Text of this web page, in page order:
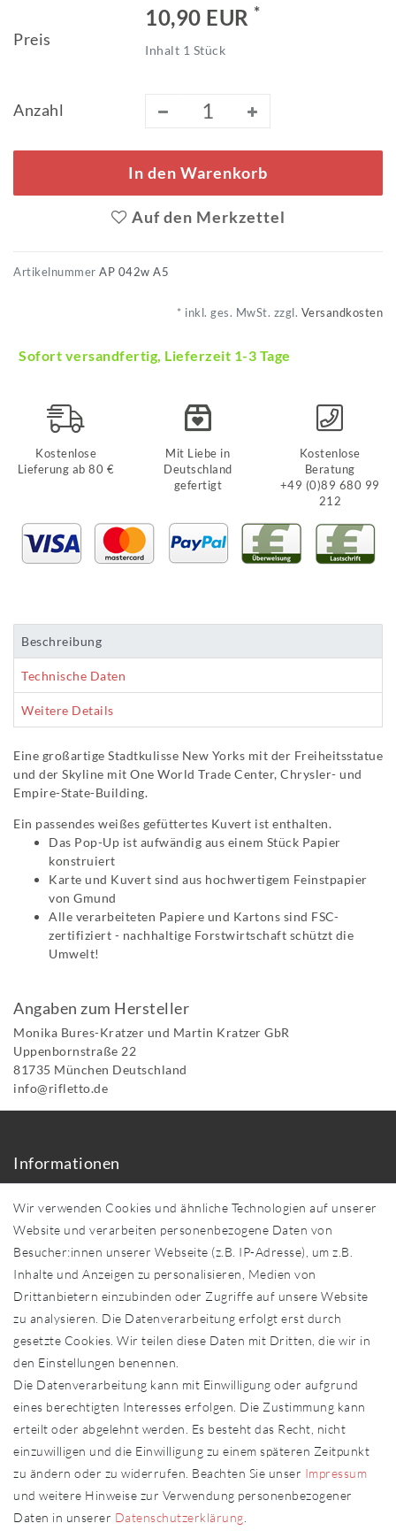
Preis
10,90 EUR *
Inhalt 1 Stück
Anzahl
In den Warenkorb
Auf den Merkzettel
Artikelnummer AP 042w A5
* inkl. ges. MwSt. zzgl. Versandkosten
Sofort versandfertig, Lieferzeit 1-3 Tage
Kostenlose
Lieferung ab 80 €
Mit Liebe in
Deutschland
gefertigt
Kostenlose
Beratung
+49 (0)89 680 99
212
Beschreibung
Technische Daten
Weitere Details
Eine großartige Stadtkulisse New Yorks mit der Freiheitsstatue
und der Skyline mit One World Trade Center, Chrysler- und
Empire-State-Building.
Ein passendes weißes gefüttertes Kuvert ist enthalten.
Das Pop-Up ist aufwändig aus einem Stück Papier
konstruiert
Karte und Kuvert sind aus hochwertigem Feinstpapier
von Gmund
Alle verarbeiteten Papiere und Kartons sind FSC-
zertifiziert - nachhaltige Forstwirtschaft schützt die
Umwelt!
Angaben zum Hersteller
Monika Bures-Kratzer und Martin Kratzer GbR
Uppenbornstraße 22
81735 München Deutschland
info@rifletto.de
Informationen
Über uns
Händler in Ihrer Nähe
Sonderanfertigungen
Zahlung und Versand
Shop-Service
Widerrufs­recht
Widerrufs­formular
Impressum
Daten­schutz­erklärung
AGB
Kontakt
Vertrag widerrufen Kontakt
Wir verwenden Cookies und ähnliche Technologien auf unserer
Website und verarbeiten personenbezogene Daten von
Besucher:innen unserer Webseite (z.B. IP-Adresse), um z.B.
Inhalte und Anzeigen zu personalisieren, Medien von
Drittanbietern einzubinden oder Zugriffe auf unsere Website
zu analysieren. Die Datenverarbeitung erfolgt erst durch
gesetzte Cookies. Wir teilen diese Daten mit Dritten, die wir in
den Einstellungen benennen.
Die Datenverarbeitung kann mit Einwilligung oder aufgrund
eines berechtigten Interesses erfolgen. Die Zustimmung kann
erteilt oder abgelehnt werden. Es besteht das Recht, nicht
einzuwilligen und die Einwilligung zu einem späteren Zeitpunkt
zu ändern oder zu widerrufen. Beachten Sie unser Impressum
und weitere Hinweise zur Verwendung personenbezogener
Daten in unserer Daten­schutz­erklärung